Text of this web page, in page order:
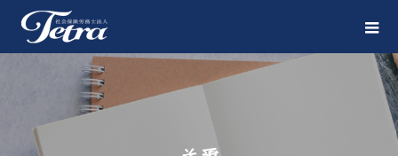
で
そ